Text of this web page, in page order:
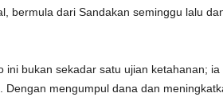
bermula dari Sandakan seminggu lalu
ini bukan sekadar satu ujian ketahanan;
Dengan mengumpul dana dan